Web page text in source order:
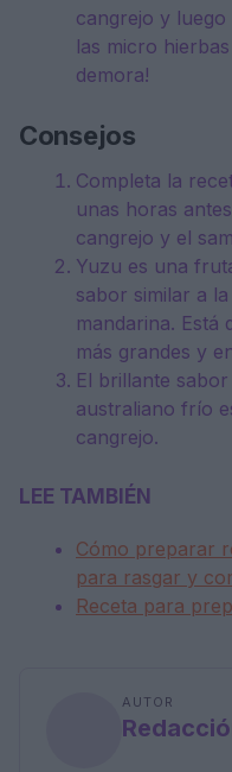
cangrejo y
las micro
demora!
Consejos
Completa la
unas horas
cangrejo y el
Yuzu es una
sabor similar a
mandarina. Está
más grandes y
El brillante
australiano frío
cangrejo.
LEE TAMBIÉN
Cómo preparar
para rasgar y
Receta para
AUTOR